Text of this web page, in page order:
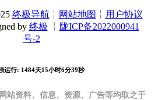
终极导航 ╎ 网站地图 ╎ 用户协议
by 终极 ╎ 陇ICP备2022000941
号-2
运行: 1484天15小时6分40秒
站资料、信息、资源、广告等均取之于